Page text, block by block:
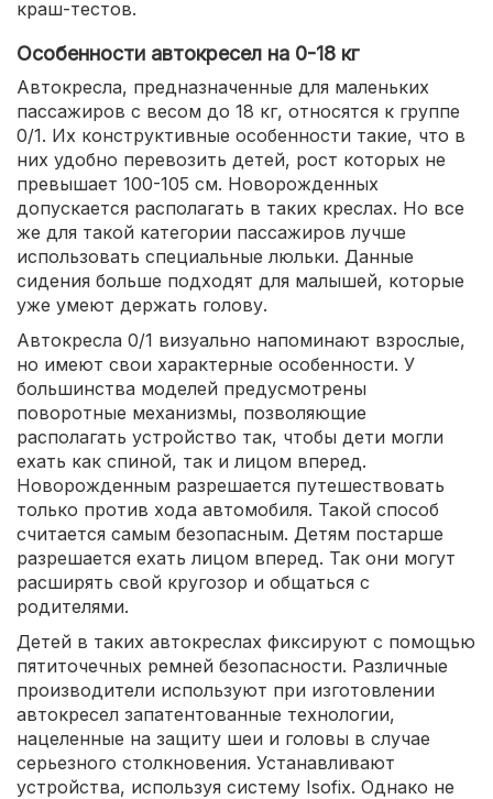
краш-тестов.
Особенности автокресел на 0-18 кг
Автокресла, предназначенные для маленьких
пассажиров с весом до 18 кг, относятся к группе
0/1. Их конструктивные особенности такие, что в
них удобно перевозить детей, рост которых не
превышает 100-105 см. Новорожденных
допускается располагать в таких креслах. Но все
же для такой категории пассажиров лучше
использовать специальные люльки. Данные
сидения больше подходят для малышей, которые
уже умеют держать голову.
Автокресла 0/1 визуально напоминают взрослые,
но имеют свои характерные особенности. У
большинства моделей предусмотрены
поворотные механизмы, позволяющие
располагать устройство так, чтобы дети могли
ехать как спиной, так и лицом вперед.
Новорожденным разрешается путешествовать
только против хода автомобиля. Такой способ
считается самым безопасным. Детям постарше
разрешается ехать лицом вперед. Так они могут
расширять свой кругозор и общаться с
родителями.
Детей в таких автокреслах фиксируют с помощью
пятиточечных ремней безопасности. Различные
производители используют при изготовлении
автокресел запатентованные технологии,
нацеленные на защиту шеи и головы в случае
серьезного столкновения. Устанавливают
устройства, используя систему Isofix. Однако не